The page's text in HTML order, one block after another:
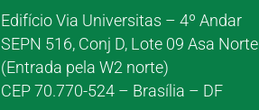
Edifício Via Universitas – 4º Andar
SEPN 516, Conj D, Lote 09 Asa Norte
(Entrada pela W2 norte)
CEP 70.770-524 – Brasília – DF